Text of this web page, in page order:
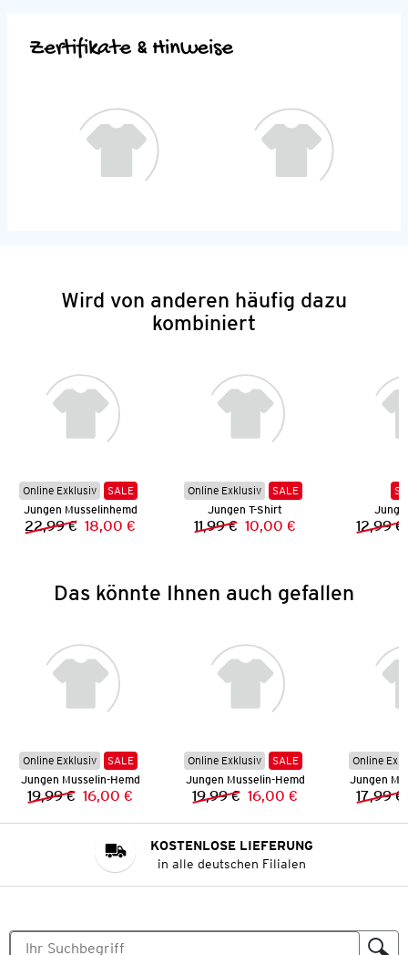
Zertifikate & Hinweise
Wird von anderen häufig dazu
kombiniert
Online Exklusiv
SALE
Jungen Musselinhemd
Vorheriger Preis:
22,99 € Neuer Preis:
18,00 €
Online Exklusiv
SALE
Jungen T-Shirt
Vorheriger Preis:
11,99 € Neuer Preis:
10,00 € 12,99 €
Das könnte Ihnen auch gefallen
Online Exklusiv
SALE
Jungen Musselin-Hemd
Vorheriger Preis:
19,99 € Neuer Preis:
16,00 €
Online Exklusiv
SALE
Jungen Musselin-Hemd
Vorheriger Preis:
19,99 € Neuer Preis:
16,00 €
Online
Jungen
17,99 €
KOSTENLOSE LIEFERUNG
in alle deutschen Filialen